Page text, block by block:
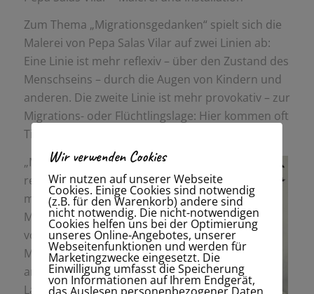
Zum Thema „Migrationsgedanken“ spielt sich die
Malerei von Pepa Salas Vilar auf zwei Linien ab:
Eine Linie ist mehr reflexiv – über den Zustand des
Menschseins – durch die Augen von Kindern und
anderen. Die zweite Linie ist mehr provokativ – zur
Migrations- oder Flüchtlingslage: Hier kommen oft
Tiere als Metaphern vor.
„Meine Arbeit
reflektiert das Thema
menschlicher
Migration, mit Hilfe
von Vögeln als
Metaphern und
anderen Tieren des
Landes oder des
Wir verwenden Cookies
Wir nutzen auf unserer Webseite
Cookies. Einige Cookies sind notwendig
(z.B. für den Warenkorb) andere sind
nicht notwendig. Die nicht-notwendigen
Cookies helfen uns bei der Optimierung
unseres Online-Angebotes, unserer
Webseitenfunktionen und werden für
Marketingzwecke eingesetzt. Die
Einwilligung umfasst die Speicherung
von Informationen auf Ihrem Endgerät,
das Auslesen personenbezogener Daten